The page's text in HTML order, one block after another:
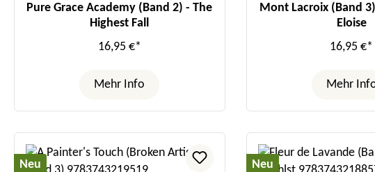
Pure Grace Academy (Band 2) - The
Highest Fall
16,95 €*
Mehr Info
Mont Lacroix (Band
Eloise
16,95 €*
Mehr
Neu Neu